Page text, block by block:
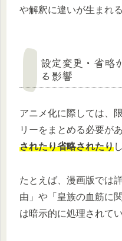
や解釈に違いが生まれ
設定変更・省略
る影響
アニメ化に際しては、
リーをまとめる必要が
されたり省略されたり
たとえば、漫画版では
由」や「皇族の血筋に
は暗示的に処理されて